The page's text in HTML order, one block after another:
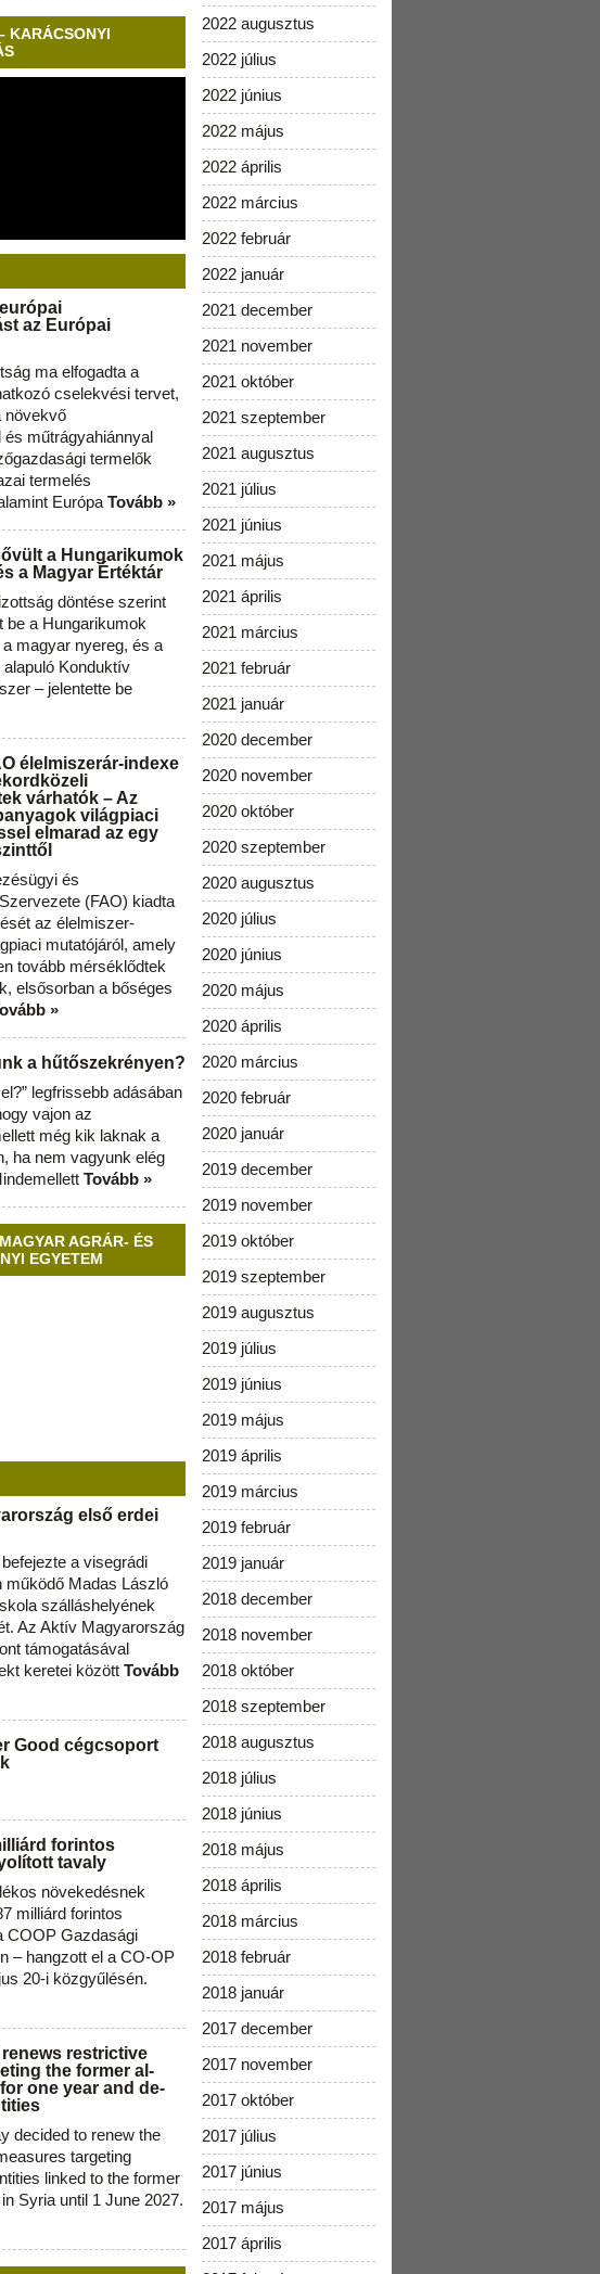
KARÁCSONYI
az Európai
ma elfogadta a
cselekvési tervet,
növekvő
műtrágyahiánnyal
termelők
termelés
Európa Tovább »
a Hungarikumok
a Magyar Értéktár
döntése szerint
be a Hungarikumok
magyar nyereg, és a
Konduktív
– jelentette be
élelmiszerár-indexe
várhatók – Az
világpiaci
elmarad az egy
és
(FAO) kiadta
az élelmiszer-
mutatójáról, amely
tovább mérséklődtek
elsősorban a bőséges
»
a hűtőszekrényen?
legfrissebb adásában
vajon az
még kik laknak a
ha nem vagyunk elég
Tovább »
AGRÁR- ÉS
EGYETEM
első erdei
a visegrádi
működő Madas László
szálláshelyének
Az Aktív Magyarország
támogatásával
keretei között Tovább
Good cégcsoport
forintos
tavaly
növekedésnek
milliárd forintos
COOP Gazdasági
– hangzott el a CO-OP
20-i közgyűlésén.
restrictive
the former al-
one year and de-
decided to renew the
targeting
linked to the former
Syria until 1 June 2027.
2022 augusztus
2022 július
2022 június
2022 május
2022 április
2022 március
2022 február
2022 január
2021 december
2021 november
2021 október
2021 szeptember
2021 augusztus
2021 július
2021 június
2021 május
2021 április
2021 március
2021 február
2021 január
2020 december
2020 november
2020 október
2020 szeptember
2020 augusztus
2020 július
2020 június
2020 május
2020 április
2020 március
2020 február
2020 január
2019 december
2019 november
2019 október
2019 szeptember
2019 augusztus
2019 július
2019 június
2019 május
2019 április
2019 március
2019 február
2019 január
2018 december
2018 november
2018 október
2018 szeptember
2018 augusztus
2018 július
2018 június
2018 május
2018 április
2018 március
2018 február
2018 január
2017 december
2017 november
2017 október
2017 július
2017 június
2017 május
2017 április